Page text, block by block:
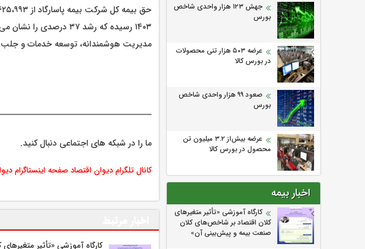
جهش ۱۲۳ هزار واحدی شاخص
بورس
عرضه ۵۰۳ هزار تنی محصولات
در بورس کالا
صعود ۹۹ هزار واحدی شاخص
بورس
عرضه بیش‌از ۳.۲ میلیون تن
محصول در بورس کالا
اخبار بیمه
كارگاه آموزشی «تأثیر متغیرهای
كلان اقتصاد بر شاخص‌های كلان
صنعت بیمه و پیش‌بینی آن»
۱۴۰۳ رسیده که رشد ۳۷
مدیریت هوشمندانه، توسعه خدمات و جلب
ما را در شبکه های اجتماعی دنبال کنید.
کانال تلگرام دیوان اقتصادصفحه اینستاگرام
كارگاه آموزشی «تأثیر متغیرهای